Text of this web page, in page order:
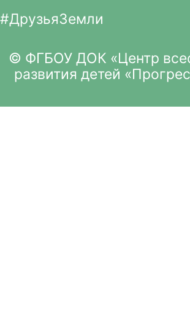
#ДрузьяЗемли
© ФГБОУ ДОК «Центр
развития детей